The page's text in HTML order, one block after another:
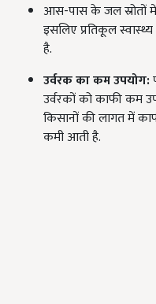
आस-पास के जल स्रोतों में
इसलिए प्रतिकूल
है.
उर्वरक का कम उपयोग:
उर्वरकों को काफी कम
किसानों की लागत में
कमी आती है.